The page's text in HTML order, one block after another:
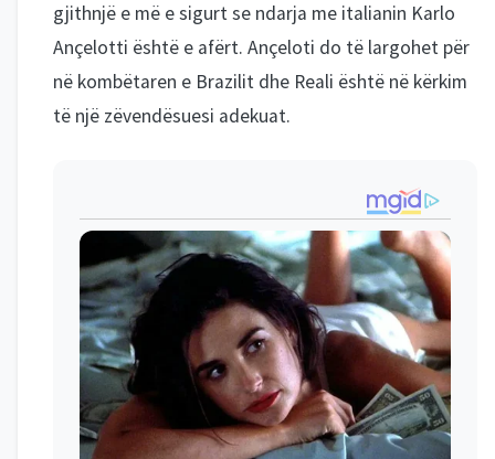
gjithnjë e më e sigurt se ndarja me italianin Karlo
Ançelotti është e afërt. Ançeloti do të largohet për
në kombëtaren e Brazilit dhe Reali është në kërkim
të një zëvendësuesi adekuat.